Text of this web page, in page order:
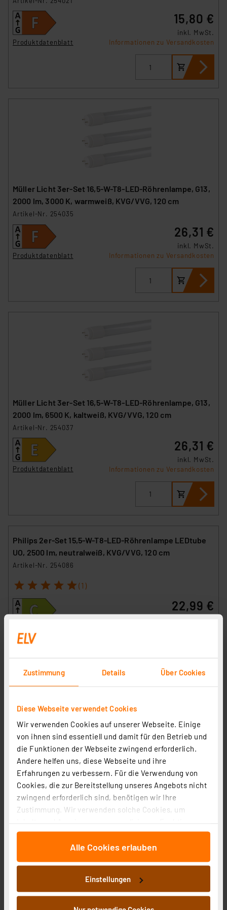
Zustimmung Details Über Cookies
Diese Webseite verwendet Cookies
Wir verwenden Cookies auf unserer Webseite. Einige
von ihnen sind essentiell und damit für den Betrieb und
die Funktionen der Webseite zwingend erforderlich.
Andere helfen uns, diese Webseite und ihre
Erfahrungen zu verbessern. Für die Verwendung von
Cookies, die zur Bereitstellung unseres Angebots nicht
zwingend erforderlich sind, benötigen wir Ihre
Zustimmung. Wir verwenden solche Cookies, um
für soziale Medien anbieten zu können und die Zugriffe
auf unsere Website zu analysieren. Außerdem geben
an unsere Partner für soziale Medien, Werbung und
Analysen weiter. Unsere Partner führen diese
Informationen möglicherweise mit weiteren Daten
zusammen, die Sie ihnen bereitgestellt haben oder die
Alle Cookies erlauben
Einstellungen
Produktdatenblatt
15,80 €
inkl. MwSt.
Informationen zu Versandkosten
Müller Licht 3er-Set 16,5-W-T8-LED-Röhrenlampe, G13,
2000 lm, 3000 K, warmweiß, KVG/VVG, 120 cm
Artikel-Nr. 254035
Produktdatenblatt
26,31 €
inkl. MwSt.
Informationen zu Versandkosten
Müller Licht 3er-Set 16,5-W-T8-LED-Röhrenlampe, G13,
2000 lm, 6500 K, kaltweiß, KVG/VVG, 120 cm
Artikel-Nr. 254037
Produktdatenblatt
26,31 €
inkl. MwSt.
Informationen zu Versandkosten
Philips 2er-Set 15,5-W-T8-LED-Röhrenlampe LEDtube
UO, 2500 lm, neutralweiß, KVG/VVG, 120 cm
Artikel-Nr. 254086
1 2 3 4 5 (1)
22,99 €
Osram LED TUBE T8 36 EM, 10 W, 2100 lm, 1200 mm,
4000 K, G13, Glas
Artikel-Nr. 258393
Produktdatenblatt
inkl. MwSt.
Informationen zu Versandkosten